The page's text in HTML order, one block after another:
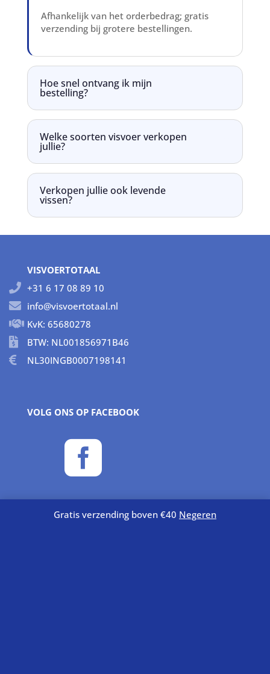
Gratis verzending boven €40 Negeren
Afhankelijk van het orderbedrag; gratis
verzending bij grotere bestellingen.
Hoe snel ontvang ik mijn
bestelling?
Welke soorten visvoer verkopen
jullie?
Verkopen jullie ook levende
vissen?
VISVOERTOTAAL
+31 6 17 08 89 10
info@visvoertotaal.nl
KvK: 65680278
BTW: NL001856971B46
NL30INGB0007198141
VOLG ONS OP FACEBOOK

PRODUCT CATEGORIEËN